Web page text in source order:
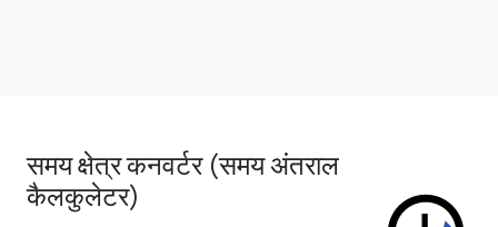
समय क्षेत्र कनवर्टर (समय अंतराल
कैलकुलेटर)